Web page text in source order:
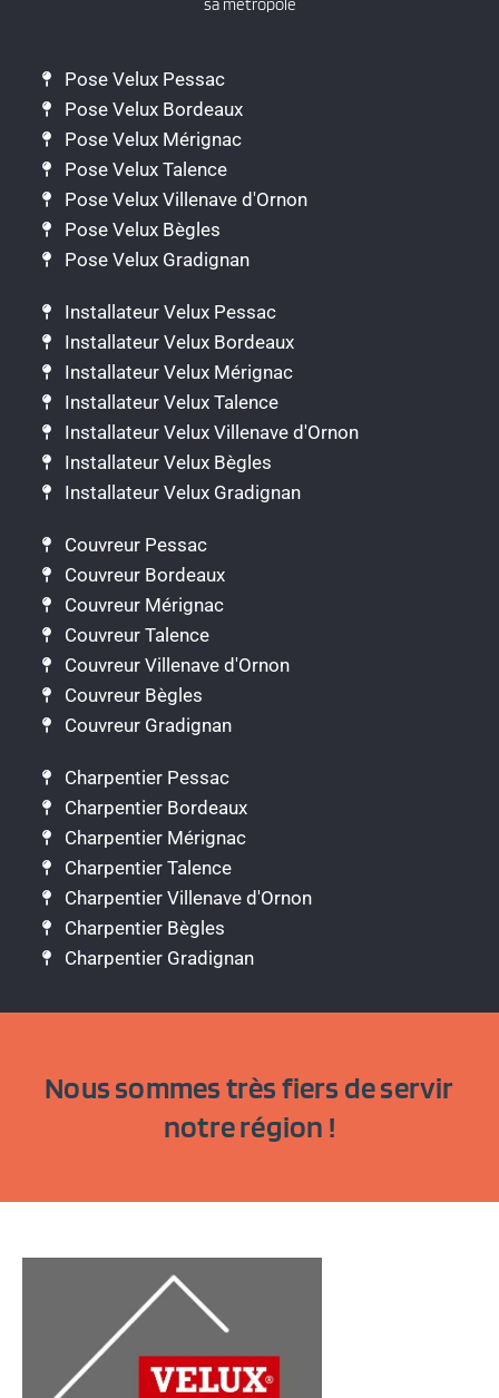
Pose Velux Pessac
Pose Velux Bordeaux
Pose Velux Mérignac
Pose Velux Talence
Pose Velux Villenave d'Ornon
Pose Velux Bègles
Pose Velux Gradignan
Installateur Velux Pessac
Installateur Velux Bordeaux
Installateur Velux Mérignac
Installateur Velux Talence
Installateur Velux Villenave d'Ornon
Installateur Velux Bègles
Installateur Velux Gradignan
Couvreur Pessac
Couvreur Bordeaux
Couvreur Mérignac
Couvreur Talence
Couvreur Villenave d'Ornon
Couvreur Bègles
Couvreur Gradignan
Charpentier Pessac
Charpentier Bordeaux
Charpentier Mérignac
Charpentier Talence
Charpentier Villenave d'Ornon
Charpentier Bègles
Charpentier Gradignan
Nous sommes très fiers de servir
notre région !​